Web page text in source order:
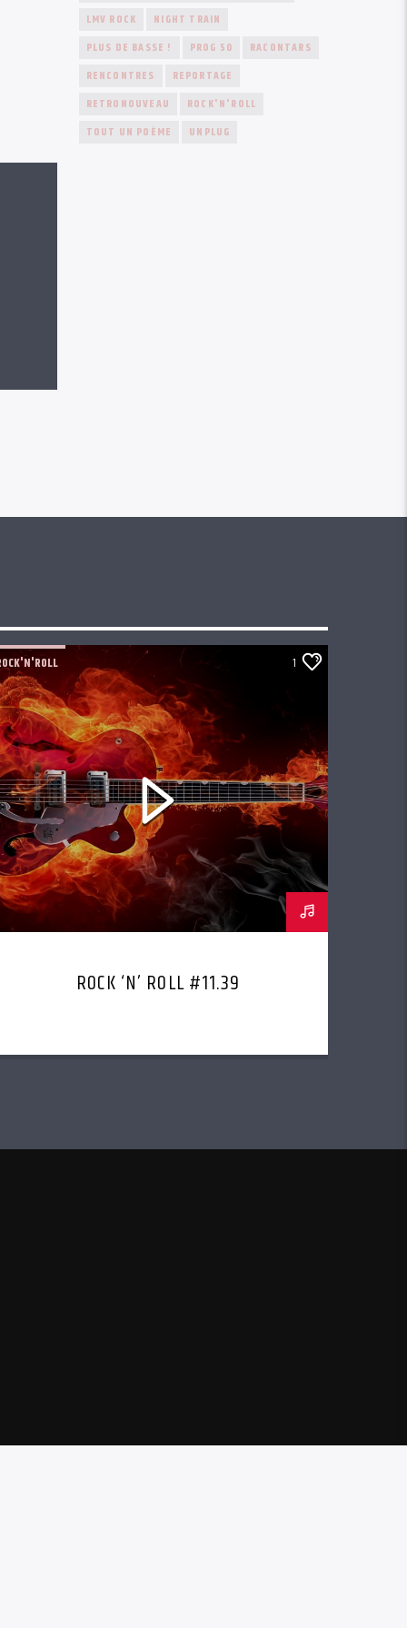
LMV ROCK
NIGHT TRAIN
PLUS DE BASSE !
PROG 50
RACONTARS
RENCONTRES
REPORTAGE
RETRONOUVEAU
ROCK'N'ROLL
TOUT UN POÈME
UNPLUG
1
ROCK ‘N’ ROLL #11.39